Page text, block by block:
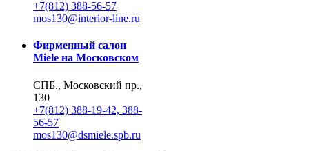
+7(812) 388-56-57
mos130@interior-line.ru
Фирменный салон
Miele на Московском
СПБ., Московский пр.,
130
+7(812) 388-19-42, 388-
56-57
mos130@dsmiele.spb.ru